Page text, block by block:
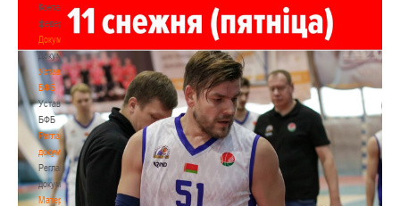
Контакты
федерации
Документы
Документы
Устав
БФБ
Устав
БФБ
Регламентирующие
документы
Регламентирующие
документы
Материалы